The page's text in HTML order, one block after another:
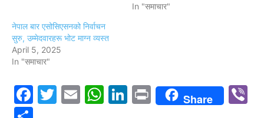
In "समाचार"
नेपाल बार एसोसिएसनको निर्वाचन
सुरु, उम्मेदवारहरू भोट माग्न व्यस्त
April 5, 2025
In "समाचार"
Facebook
Twitter
EmailWhatsApp
LinkedIn
PrintShare